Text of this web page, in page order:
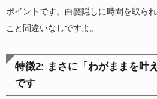
ポイントです。白髪隠しに時間を取ら
こと間違いなしですよ。
特徴2: まさに「わがままを叶
です